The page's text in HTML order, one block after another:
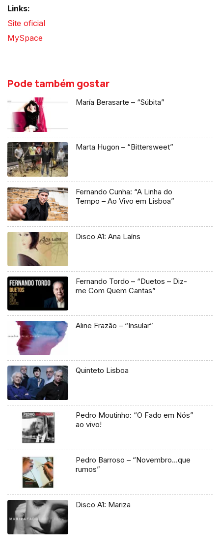
Links:
Site oficial
MySpace
Pode também gostar
María Berasarte – “Súbita”
Marta Hugon – “Bittersweet”
Fernando Cunha: “A Linha do
Tempo – Ao Vivo em Lisboa”
Disco A1: Ana Laíns
Fernando Tordo – “Duetos – Diz-
me Com Quem Cantas”
Aline Frazão – “Insular”
Quinteto Lisboa
Pedro Moutinho: “O Fado em Nós”
ao vivo!
Pedro Barroso – “Novembro…que
rumos”
Disco A1: Mariza